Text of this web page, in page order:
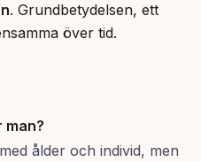
. Grundbetydelsen, ett
över tid.
man?
ålder och individ, men